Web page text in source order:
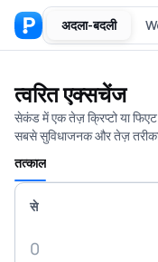
अदला-बदली
त्वरित एक्सचेंज
सेकंड में एक तेज़ क्रिप्टो या
सबसे सुविधाजनक और तेज़
तत्काल
से